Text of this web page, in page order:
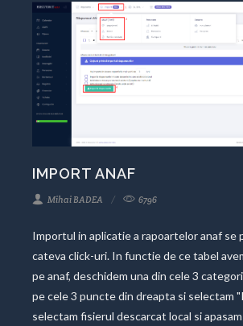
IMPORT ANAF
Mihai BADEA 6796
Importul in aplicatie a rapoartelor anaf se
cateva click-uri. In functie de ce tabel
pe anaf, deschidem una din cele 3
pe cele 3 puncte din dreapta si selectam
selectam fisierul descarcat local si